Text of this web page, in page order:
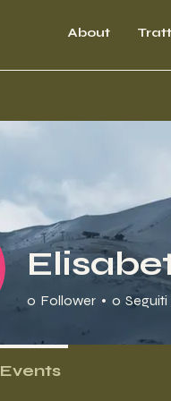
About
0 Follower 0 Seguiti
Events